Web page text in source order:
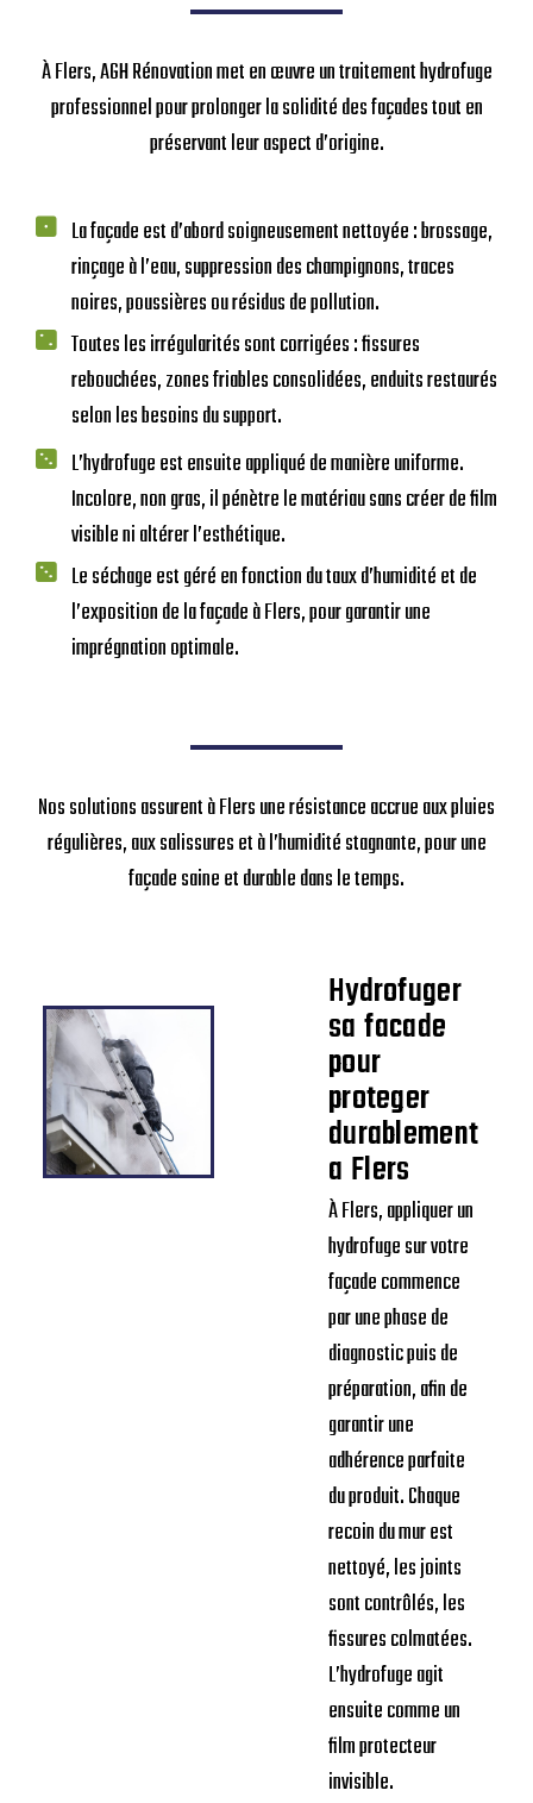
À Flers, AGH Rénovation met en œuvre un traitement hydrofuge
professionnel pour prolonger la solidité des façades tout en
préservant leur aspect d’origine.
La façade est d’abord soigneusement nettoyée : brossage,
rinçage à l’eau, suppression des champignons, traces
noires, poussières ou résidus de pollution.
Toutes les irrégularités sont corrigées : fissures
rebouchées, zones friables consolidées, enduits restaurés
selon les besoins du support.
L’hydrofuge est ensuite appliqué de manière uniforme.
Incolore, non gras, il pénètre le matériau sans créer de film
visible ni altérer l’esthétique.
Le séchage est géré en fonction du taux d’humidité et de
l’exposition de la façade à Flers, pour garantir une
imprégnation optimale.
Nos solutions assurent à Flers une résistance accrue aux pluies
régulières, aux salissures et à l’humidité stagnante, pour une
façade saine et durable dans le temps.
Hydrofuger
sa facade
pour
proteger
durablement
a Flers
À Flers, appliquer un
hydrofuge sur votre
façade commence
par une phase de
diagnostic puis de
préparation, afin de
garantir une
adhérence parfaite
du produit. Chaque
recoin du mur est
nettoyé, les joints
sont contrôlés, les
fissures colmatées.
L’hydrofuge agit
ensuite comme un
film protecteur
invisible.